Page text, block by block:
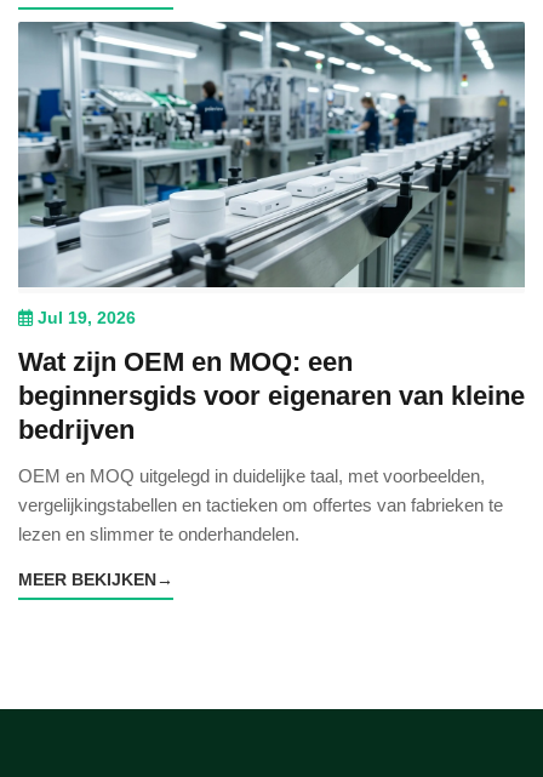
Jul 19, 2026
Wat zijn OEM en MOQ: een
beginnersgids voor eigenaren van kleine
bedrijven
OEM en MOQ uitgelegd in duidelijke taal, met voorbeelden,
vergelijkingstabellen en tactieken om offertes van fabrieken te
lezen en slimmer te onderhandelen.
MEER BEKIJKEN→